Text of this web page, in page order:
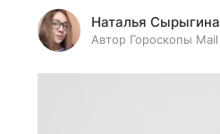
Наталья Сырыгина
Автор Гороскопы Mail